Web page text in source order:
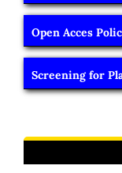
Open Acces
Screening for